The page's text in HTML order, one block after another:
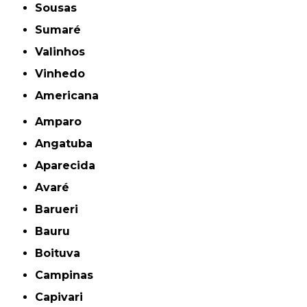
Sousas
Sumaré
Valinhos
Vinhedo
americana
Amparo
Angatuba
Aparecida
Avaré
Barueri
Bauru
Boituva
Campinas
Capivari